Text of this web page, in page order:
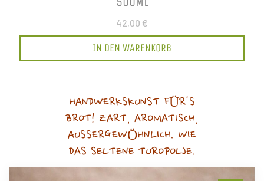
42,00 €
IN DEN WARENKORB
HANDWERKSKUNST FÜR'S
BROT! ZART, AROMATISCH,
AUSSERGEWÖHNLICH. WIE
DAS SELTENE TUROPOLJE.